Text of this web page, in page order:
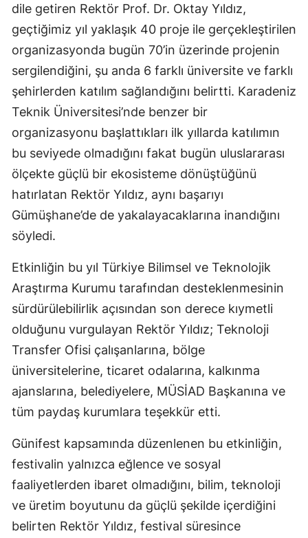
dile getiren Rektör Prof. Dr. Oktay Yıldız,
geçtiğimiz yıl yaklaşık 40 proje ile gerçekleştirilen
organizasyonda bugün 70’in üzerinde projenin
sergilendiğini, şu anda 6 farklı üniversite ve farklı
şehirlerden katılım sağlandığını belirtti. Karadeniz
Teknik Üniversitesi’nde benzer bir
organizasyonu başlattıkları ilk yıllarda katılımın
bu seviyede olmadığını fakat bugün uluslararası
ölçekte güçlü bir ekosisteme dönüştüğünü
hatırlatan Rektör Yıldız, aynı başarıyı
Gümüşhane’de de yakalayacaklarına inandığını
söyledi.
Etkinliğin bu yıl Türkiye Bilimsel ve Teknolojik
Araştırma Kurumu tarafından desteklenmesinin
sürdürülebilirlik açısından son derece kıymetli
olduğunu vurgulayan Rektör Yıldız; Teknoloji
Transfer Ofisi çalışanlarına, bölge
üniversitelerine, ticaret odalarına, kalkınma
ajanslarına, belediyelere, MÜSİAD Başkanına ve
tüm paydaş kurumlara teşekkür etti.
Günifest kapsamında düzenlenen bu etkinliğin,
festivalin yalnızca eğlence ve sosyal
faaliyetlerden ibaret olmadığını, bilim, teknoloji
ve üretim boyutunu da güçlü şekilde içerdiğini
belirten Rektör Yıldız, festival süresince